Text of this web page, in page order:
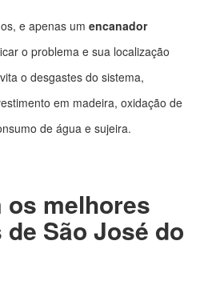
e apenas um encanador
o problema e sua localização
o desgastes do sistema,
em madeira, oxidação de
de água e sujeira.
os melhores
São José do